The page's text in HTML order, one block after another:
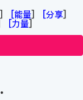
] [能量] [分享]
[力量]